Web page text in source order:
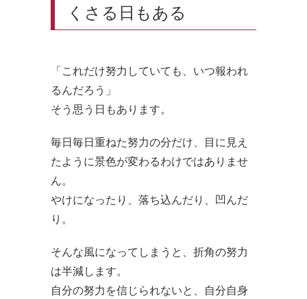
くさる日もある
「これだけ努力していても、いつ報われ
るんだろう」
そう思う日もあります。
毎日毎日重ねた努力の分だけ、目に見え
たように景色が変わるわけではありませ
ん。
やけになったり、落ち込んだり、凹んだ
り。
そんな風になってしまうと、折角の努力
は半減します。
自分の努力を信じられないと、自分自身